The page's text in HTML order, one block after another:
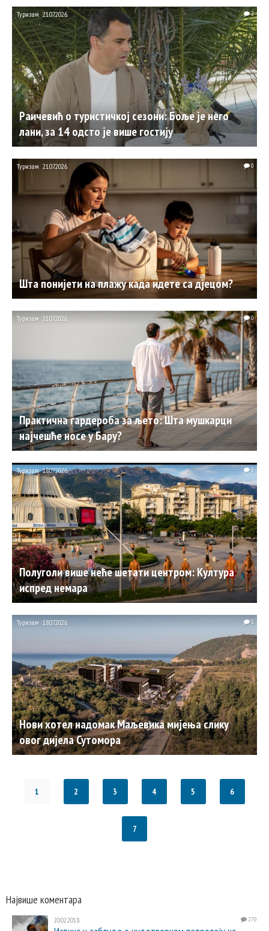
Раичевић о туристичкој сезони: Боље је него
лани, за 14 одсто је више гостију
Туризам 21.07.2026. 2
Шта понијети на плажу када идете са дјецом?
Туризам 21.07.2026. 0
Практична гардероба за љето: Шта мушкарци
најчешће носе у Бару?
Туризам 21.07.2026. 0
Полуголи више неће шетати центром: Култура
испред немарa
Туризам 18.07.2026. 5
Нови хотел надомак Маљевика мијења слику
овог дијела Сутомора
Туризам 18.07.2026. 1
1 2 3 4 5 6
7
Највише коментара
20.02.2018. 270